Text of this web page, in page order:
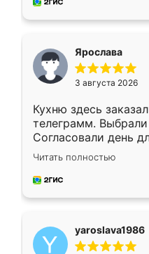
Ярослава
3 августа 2026
Кухню здесь
телеграмм.
Согласовали день
недели кухня была
довольны работой.
мебель за
Читать полностью
yaroslava1986